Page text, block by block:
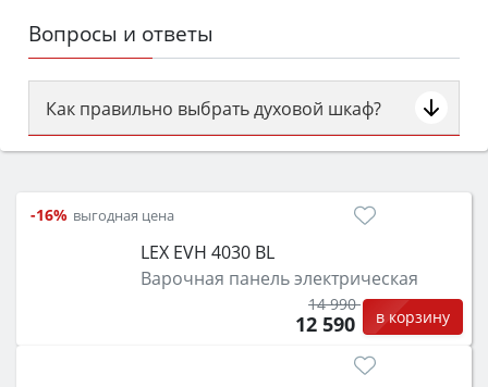
Вопросы и ответы
Как правильно выбрать духовой шкаф?
Сначала определитесь с типом (газовый или
затем смотрите на объём 50–70 л для семьи,
класс энергопотребления не ниже A и нужные
функции (конвекция, гриль, самоочистка,
защита от детей).
-16% выгодная цена
LEX EVH 4030 BL
Варочная панель электрическая
14 990
12 590 в корзину